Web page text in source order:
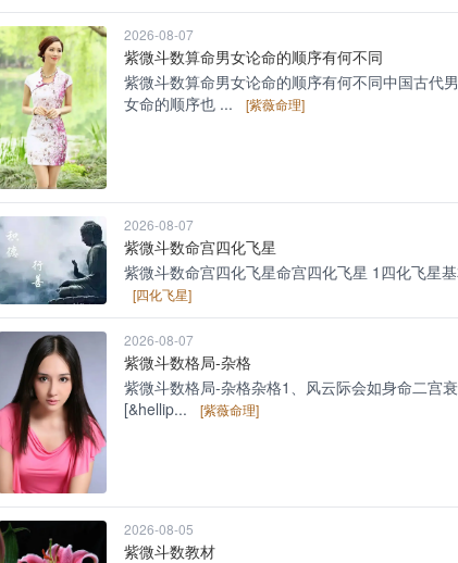
2026-08-07
紫微斗数算命男女论命的顺序有何不同
紫微斗数算命男女论命的顺序有何不同中国古代
女命的顺序也 ...
[紫薇命理]
2026-08-07
紫微斗数命宫四化飞星
紫微斗数命宫四化飞星命宫四化飞星 1四化飞星
[四化飞星]
2026-08-07
紫微斗数格局-杂格
紫微斗数格局-杂格杂格1、风云际会如身命二宫
[&hellip...
[紫薇命理]
2026-08-05
紫微斗数教材